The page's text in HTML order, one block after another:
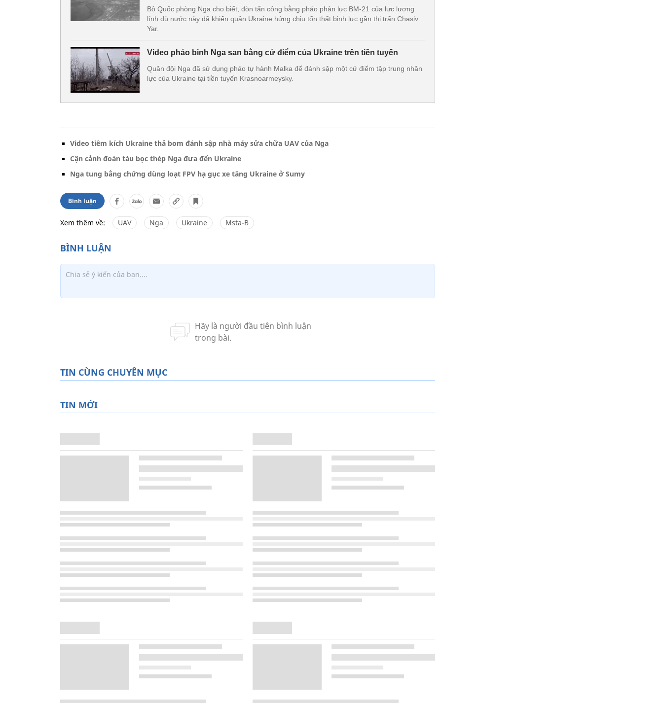
Bộ Quốc phòng Nga cho biết, đòn tấn công bằng pháo phản lực BM-21 của lực lượng
lính dù nước này đã khiến quân Ukraine hứng chịu tổn thất binh lực gần thị trấn Chasiv
Yar.
Video pháo binh Nga san bằng cứ điểm của Ukraine trên tiền tuyến
Quân đội Nga đã sử dụng pháo tự hành Malka để đánh sập một cứ điểm tập trung nhân
lực của Ukraine tại tiền tuyến Krasnoarmeysky.
Video tiêm kích Ukraine thả bom đánh sập nhà máy sửa chữa UAV của Nga
Cận cảnh đoàn tàu bọc thép Nga đưa đến Ukraine
Nga tung bằng chứng dùng loạt FPV hạ gục xe tăng Ukraine ở Sumy
Bình luận
Xem thêm về: UAV Nga Ukraine Msta-B
TIN CÙNG CHUYÊN MỤC
TIN MỚI